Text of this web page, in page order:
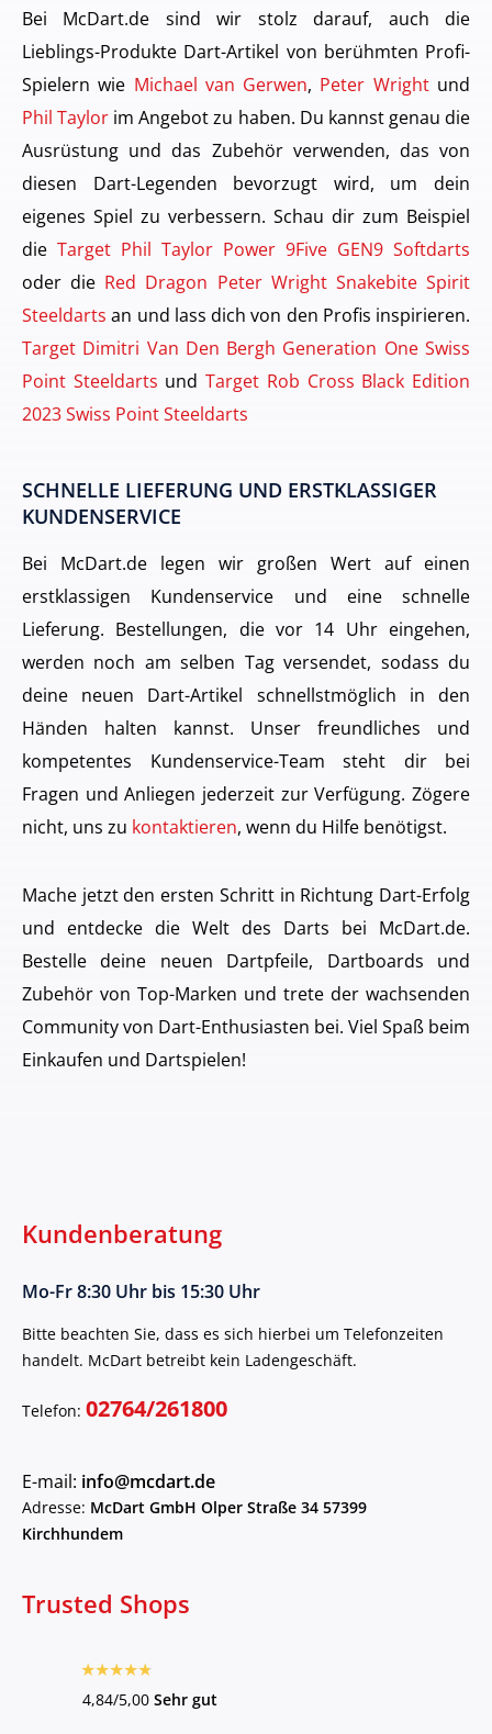
Bei McDart.de sind wir stolz darauf, auch die
Lieblings-Produkte Dart-Artikel von berühmten Profi-
Spielern wie Michael van Gerwen, Peter Wrightund
Phil Taylor im Angebot zu haben. Du kannst genau die
Ausrüstung und das Zubehör verwenden, das von
diesen Dart-Legenden bevorzugt wird, um dein
eigenes Spiel zu verbessern. Schau dir zum Beispiel
die Target Phil Taylor Power 9Five GEN9 Softdarts
oder die Red Dragon Peter Wright Snakebite Spirit
Steeldarts an und lass dich von den Profis inspirieren.
Target Dimitri Van Den Bergh Generation One Swiss
Point Steeldarts undTarget Rob Cross Black Edition
2023 Swiss Point Steeldarts
SCHNELLE LIEFERUNG UND ERSTKLASSIGER
KUNDENSERVICE
Bei McDart.de legen wir großen Wert auf einen
erstklassigen Kundenservice und eine schnelle
Lieferung. Bestellungen, die vor 14 Uhr eingehen,
werden noch am selben Tag versendet, sodass du
deine neuen Dart-Artikel schnellstmöglich in den
Händen halten kannst. Unser freundliches und
kompetentes Kundenservice-Team steht dir bei
Fragen und Anliegen jederzeit zur Verfügung. Zögere
nicht, uns zu kontaktieren, wenn du Hilfe benötigst.
Mache jetzt den ersten Schritt in Richtung Dart-Erfolg
und entdecke die Welt des Darts bei McDart.de.
Bestelle deine neuen Dartpfeile, Dartboards und
Zubehör von Top-Marken und trete der wachsenden
Community von Dart-Enthusiasten bei. Viel Spaß beim
Einkaufen und Dartspielen!
Kundenberatung
Mo-Fr 8:30 Uhr bis 15:30 Uhr
Bitte beachten Sie, dass es sich hierbei um Telefonzeiten
handelt. McDart betreibt kein Ladengeschäft.
Telefon: 02764/261800
E-mail: info@mcdart.de
Adresse: McDart GmbH Olper Straße 34 57399
Kirchhundem
Trusted Shops
4,84/5,00 Sehr gut